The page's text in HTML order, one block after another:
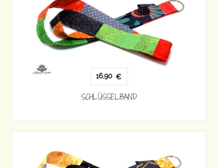
16,90 €
SCHLÜSSELBAND